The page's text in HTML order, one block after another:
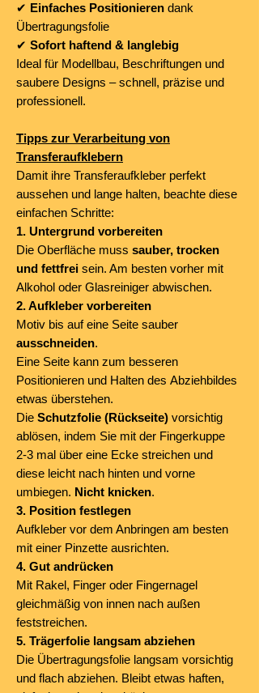
✔ Einfaches Positionieren dank
Übertragungsfolie
✔ Sofort haftend & langlebig
Ideal für Modellbau, Beschriftungen und
saubere Designs – schnell, präzise und
professionell.
Tipps zur Verarbeitung von
Transferaufklebern
Damit ihre Transferaufkleber perfekt
aussehen und lange halten, beachte diese
einfachen Schritte:
1. Untergrund vorbereiten
Die Oberfläche muss sauber, trocken
und fettfrei sein. Am besten vorher mit
Alkohol oder Glasreiniger abwischen.
2. Aufkleber vorbereiten
Motiv bis auf eine Seite sauber
ausschneiden.
Eine Seite kann zum besseren
Positionieren und Halten des Abziehbildes
etwas überstehen.
Die Schutzfolie (Rückseite) vorsichtig
ablösen, indem Sie mit der Fingerkuppe
2-3 mal über eine Ecke streichen und
diese leicht nach hinten und vorne
umbiegen. Nicht knicken.
3. Position festlegen
Aufkleber vor dem Anbringen am besten
mit einer Pinzette ausrichten.
4. Gut andrücken
Mit Rakel, Finger oder Fingernagel
gleichmäßig von innen nach außen
feststreichen.
5. Trägerfolie langsam abziehen
Die Übertragungsfolie langsam vorsichtig
und flach abziehen. Bleibt etwas haften,